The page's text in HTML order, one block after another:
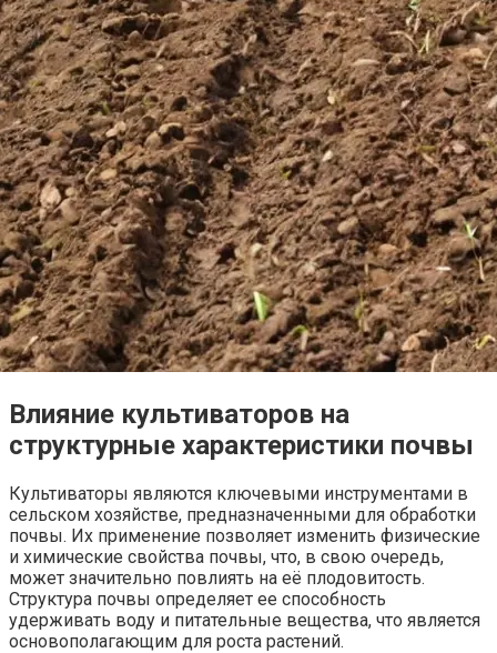
Влияние культиваторов на
структурные характеристики почвы
Культиваторы являются ключевыми инструментами в
сельском хозяйстве, предназначенными для обработки
почвы. Их применение позволяет изменить физические
и химические свойства почвы, что, в свою очередь,
может значительно повлиять на её плодовитость.
Структура почвы определяет ее способность
удерживать воду и питательные вещества, что является
основополагающим для роста растений.